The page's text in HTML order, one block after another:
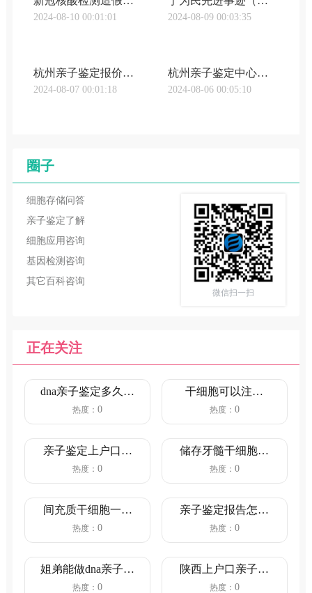
2024-08-10 00:01:01 2024-08-09 00:03:35
杭州亲子鉴定报价（武汉武昌区亲子鉴定多少钱杭州亲子鉴定多少钱收费标准（附2023最新亲子鉴定中心价格表））
2024-08-07 00:01:18
杭州亲子鉴定中心排名前十的医院（武汉武昌区亲子鉴定多少钱杭州亲子鉴定需要多少钱（价格详情汇总））
2024-08-06 00:05:10
圈子
细胞存储问答
亲子鉴定了解
细胞应用咨询
基因检测咨询
其它百科咨询
微信扫一扫
正在关注
dna亲子鉴定多久出
结果（5-7个工作
热度：0
干细胞可以注射
吗？（注射干细胞
热度： 0
亲子鉴定上户口流
程和情况（鉴定行
热度：0
储存牙髓干细胞哪
家好？干细胞储存
热度： 0
间充质干细胞一针
价格是多少？（间
热度：0
亲子鉴定报告怎么
看？（看完就明白
热度： 0
姐弟能做dna亲子鉴
定吗?亲缘关系鉴定
热度：0
陕西上户口亲子鉴
定流程（陕西上户
热度： 0